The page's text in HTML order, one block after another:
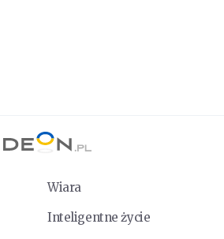
Wiara
Inteligentne życie